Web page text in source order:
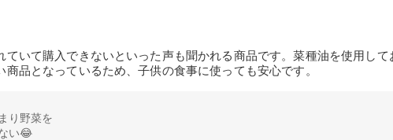
ていて購入できないといった声も聞かれる商品です。菜種油を使用して
品となっているため、子供の食事に使っても安心です。
り野菜を
い😂